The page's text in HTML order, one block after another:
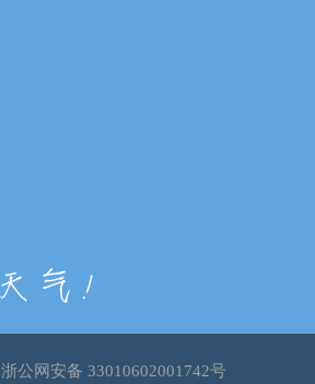
浙公网安备 33010602001742号